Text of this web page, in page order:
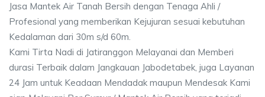
Jasa Mantek Air Tanah Bersih dengan Tenaga Ahli /
Profesional yang memberikan Kejujuran sesuai kebutuhan
Kedalaman dari 30m s/d 60m.
Kami Tirta Nadi di Jatiranggon Melayanai dan Memberi
durasi Terbaik dalam Jangkauan Jabodetabek, juga Layanan
24 Jam untuk Keadaan Mendadak maupun Mendesak Kami